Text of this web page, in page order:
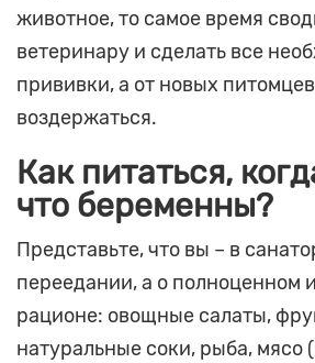
животное, то самое время
ветеринару и сделать все
прививки, а от новых
воздержаться.
Как питаться,
что беременны?
Представьте, что вы – в
переедании, а о полноценном
рационе: овощные салаты,
натуральные соки, рыба, мясо